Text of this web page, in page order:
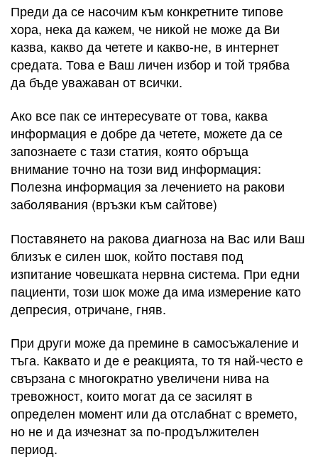
Преди да се насочим към конкретните типове
хора, нека да кажем, че никой не може да Ви
казва, какво да четете и какво-не, в интернет
средата. Това е Ваш личен избор и той трябва
да бъде уважаван от всички.
Ако все пак се интересувате от това, каква
информация е добре да четете, можете да се
запознаете с тази статия, която обръща
внимание точно на този вид информация:
Полезна информация за лечението на ракови
заболявания (връзки към сайтове)
Поставянето на ракова диагноза на Вас или Ваш
близък е силен шок, който поставя под
изпитание човешката нервна система. При едни
пациенти, този шок може да има измерение като
депресия, отричане, гняв.
При други може да премине в самосъжаление и
тъга. Каквато и де е реакцията, то тя най-често е
свързана с многократно увеличени нива на
тревожност, които могат да се засилят в
определен момент или да отслабнат с времето,
но не и да изчезнат за по-продължителен
период.